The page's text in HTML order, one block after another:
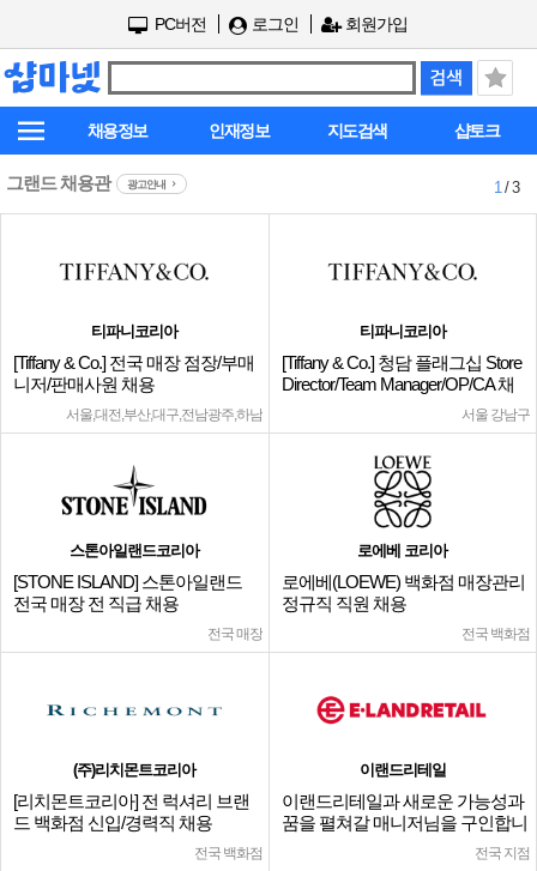
PC버전 로그인 회원가입
채용정보 인재정보 지도검색 샵토크
그랜드 채용관 광고안내 1/ 3
티파니코리아
[Tiffany & Co.] 전국 매장 점장/부매
니저/판매사원 채용
서울,대전,부산,대구,전남광주,하남
티파니코리아
[Tiffany & Co.] 청담 플래그십 Store
Director/Team Manager/OP/CA 채
서울 강남구
스톤아일랜드코리아
[STONE ISLAND] 스톤아일랜드
전국 매장 전 직급 채용
전국 매장
로에베 코리아
로에베(LOEWE) 백화점 매장관리
정규직 직원 채용
전국 백화점
(주)리치몬트코리아
[리치몬트코리아] 전 럭셔리 브랜
드 백화점 신입/경력직 채용
전국 백화점
이랜드리테일
이랜드리테일과 새로운 가능성과
꿈을 펼쳐갈 매니저님을 구인합니
전국 지점